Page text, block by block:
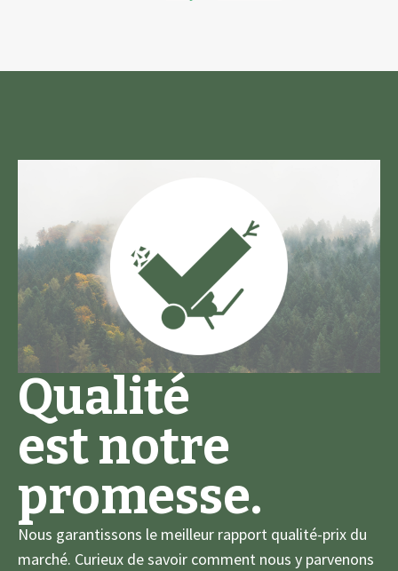
Qualité
est notre
promesse.
Nous garantissons le meilleur rapport qualité-prix du
marché. Curieux de savoir comment nous y parvenons